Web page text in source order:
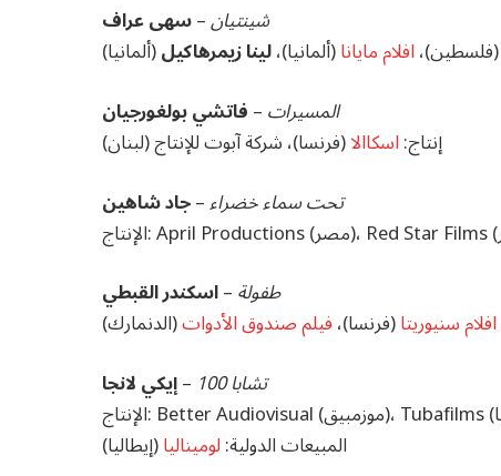
شينتيان–سهى عراف
(فلسطين)،افلام مايانا(ألمانيا)،لينا زيمرهاكيل(ألمانيا)
المسيرات–فاتشي بولغورجيان
إنتاج:اسكاالا(فرنسا)، شركة آبوت للإنتاج (لبنان)
تحت سماء خضراء–جاد شاهين
طفولة–اسكندر القبطي
افلام سنيوريتا(فرنسا)،فيلم صندوق الأدوات(الدنمارك)
تشابا 100
–إيكي لانجا
المبيعات الدولية:لوميناليا(إيطاليا)